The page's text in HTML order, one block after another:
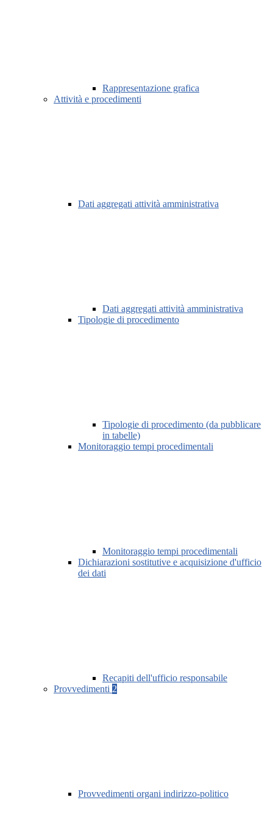
Rappresentazione grafica
Attività e procedimenti
Dati aggregati attività amministrativa
Dati aggregati attività amministrativa
Tipologie di procedimento
Tipologie di procedimento (da pubblicare
in tabelle)
Monitoraggio tempi procedimentali
Monitoraggio tempi procedimentali
Dichiarazioni sostitutive e acquisizione d'ufficio
dei dati
Recapiti dell'ufficio responsabile
Provvedimenti 2
Provvedimenti organi indirizzo-politico